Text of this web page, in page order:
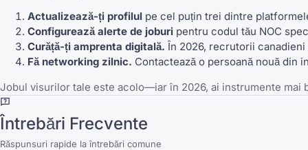
Actualizează-ți profilul pe cel puțin trei dintre
Configurează alerte de joburi pentru codul tău NOC
Curăță-ți amprenta digitală. În 2026, recrutorii canadieni
Fă networking zilnic. Contactează o persoană nouă din
Jobul visurilor tale este acolo—iar în 2026, ai instrumente mai
Întrebări Frecvente
Răspunsuri rapide la întrebări comune